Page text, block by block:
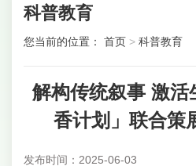
科普教育
您当前的位置： 首页 > 科普教育
解构传统叙事 激活
香计划」联合策
发布时间：2025-06-03